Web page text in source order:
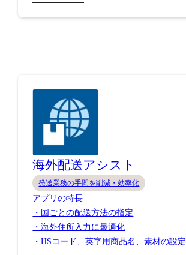
海外配送アシスト
発送業務の手間を削減・効率化
アプリの特長
・国ごとの配送方法の指定
・海外住所入力に最適化
・HSコード、英字用商品名、素材の設定